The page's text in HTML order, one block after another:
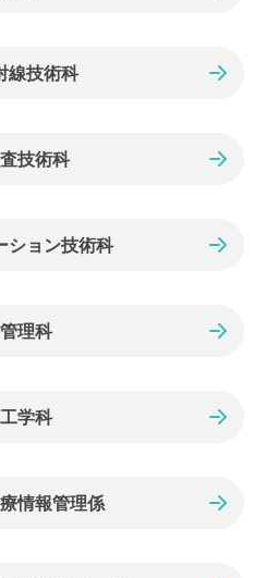
線技術科
技術科
ション技術科
理科
学科
情報管理係